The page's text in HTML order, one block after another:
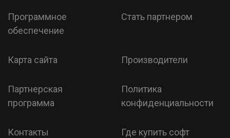
Программное
обеспечение
Стать партнером
Карта сайта Производители
Партнерская
программа
Политика
конфиденциальности
Контакты Где купить софт